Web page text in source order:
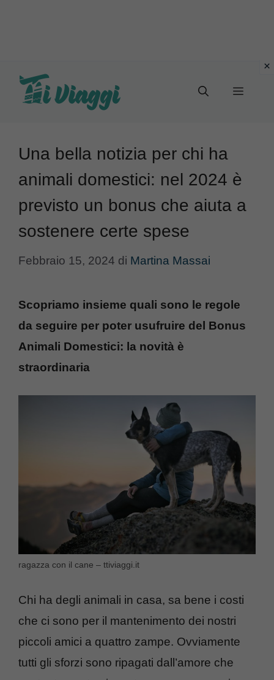
Menu
Una bella notizia per chi ha
animali domestici: nel 2024 è
previsto un bonus che aiuta a
sostenere certe spese
Febbraio 15, 2024 di Martina Massai
Scopriamo insieme quali sono le regole
da seguire per poter usufruire del Bonus
Animali Domestici: la novità è
straordinaria
ragazza con il cane – ttiviaggi.it
Chi ha degli animali in casa, sa bene i costi
che ci sono per il mantenimento dei nostri
piccoli amici a quattro zampe. Ovviamente
tutti gli sforzi sono ripagati dall’amore che